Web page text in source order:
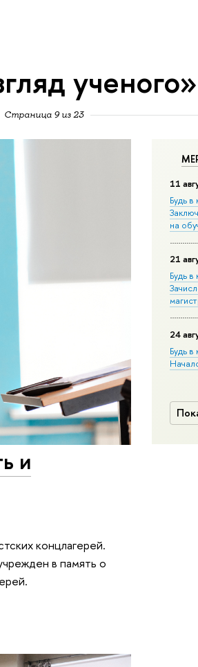
ученого»
Страница 9 из 23
11
Будь в
на
21
Будь в
24
Будь в
и
концлагерей.
в память о